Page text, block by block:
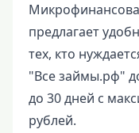
предлагает
тех, кто
"Все займы.рф"
до 30 дней с
рублей.